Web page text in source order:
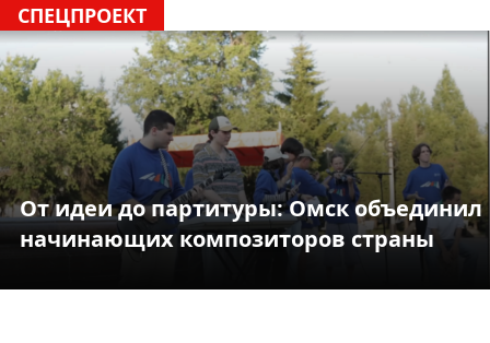
СПЕЦПРОЕКТ
От идеи до партитуры: Омск объединил
начинающих композиторов страны